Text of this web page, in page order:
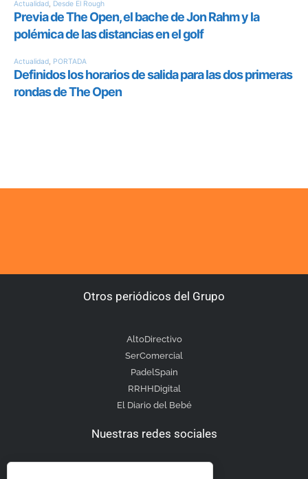
Otros periódicos del Grupo
AltoDirectivo
SerComercial
PadelSpain
RRHHDigital
El Diario del Bebé
Nuestras redes sociales